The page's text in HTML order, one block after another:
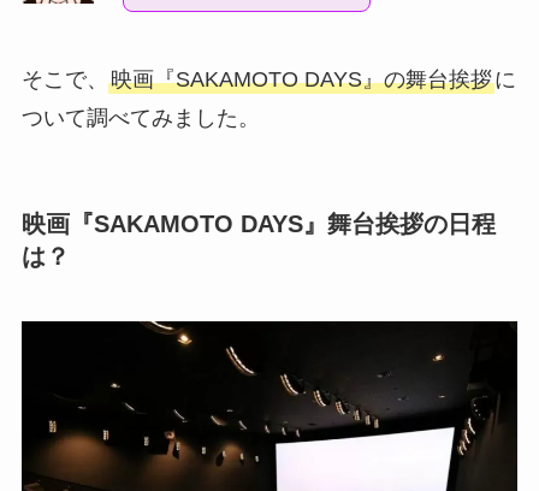
そこで、 映画『SAKAMOTO DAYS』の舞台挨拶に
ついて調べてみました。
映画『SAKAMOTO DAYS』舞台挨拶の日程
は？